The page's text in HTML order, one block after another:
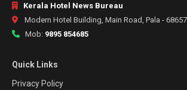
Kerala Hotel News Bureau
Modern Hotel Building, Main Road, Pala -
Mob: 9895 854685
Quick Links
Privacy Policy